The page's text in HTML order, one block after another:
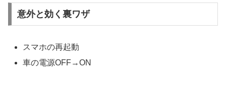
意外と効く裏ワザ
スマホの再起動
車の電源OFF→ON